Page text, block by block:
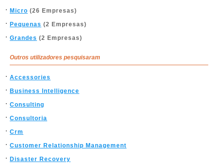
Micro (26 Empresas)
Pequenas (2 Empresas)
Grandes (2 Empresas)
Outros utilizadores pesquisaram
Accessories
Business Intelligence
Consulting
Consultoria
Crm
Customer Relationship Management
Disaster Recovery